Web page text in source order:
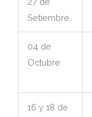
Setiembre
04 de
Octubre
16 y 18 de